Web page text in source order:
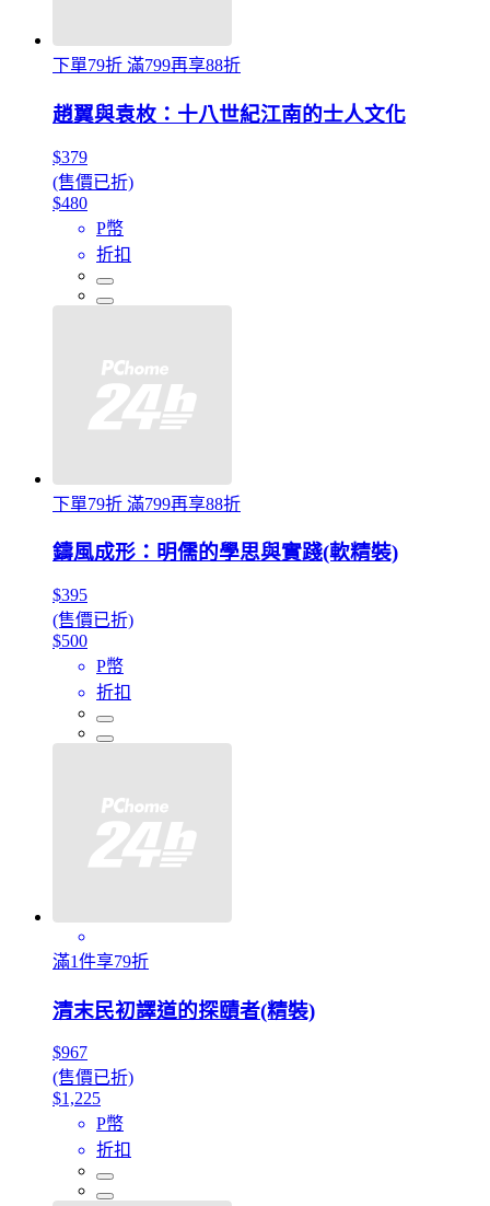
下單79折 滿799再享88折
趙翼與袁枚：十八世紀江南的士人文化
$379
(售價已折)
$480
P幣
折扣
下單79折 滿799再享88折
鑄風成形：明儒的學思與實踐(軟精裝)
$395
(售價已折)
$500
P幣
折扣
滿1件享79折
清末民初譯道的探賾者(精裝)
$967
(售價已折)
$1,225
P幣
折扣